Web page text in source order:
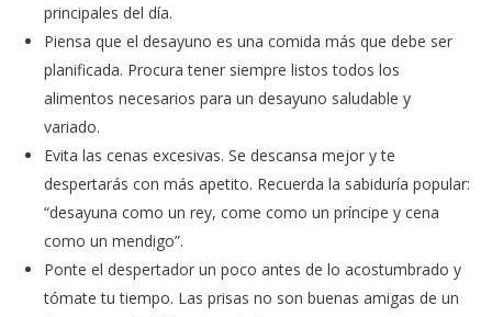
principales del día.
Piensa que el desayuno es una comida más que debe ser
planificada. Procura tener siempre listos todos los
alimentos necesarios para un desayuno saludable y
variado.
Evita las cenas excesivas. Se descansa mejor y te
despertarás con más apetito. Recuerda la sabiduría popular:
“desayuna como un rey, come como un príncipe y cena
como un mendigo”.
Ponte el despertador un poco antes de lo acostumbrado y
tómate tu tiempo. Las prisas no son buenas amigas de un